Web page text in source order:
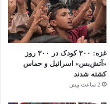
غزه: ۳۰۰ کودک در ۳۰۰ روز
«آتش‌بس» اسرائیل و حماس
کشته شدند
2 ساعت پیش